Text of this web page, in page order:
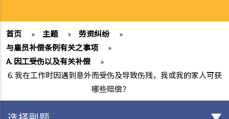
首页 » 主题 » 劳资纠纷
»
与雇员补偿条例有关之事项
»
A. 因工受伤以及有关补偿
»
6. 我在工作时因遇到意外而受伤及导致伤残，我或我的家人可获
哪些赔偿？